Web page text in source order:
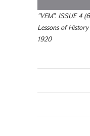
"VEM". ISSUE 4
Lessons of
1920